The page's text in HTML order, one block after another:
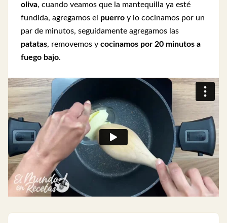
oliva, cuando veamos que la mantequilla ya esté
fundida, agregamos el puerro y lo cocinamos por un
par de minutos, seguidamente agregamos las
patatas, removemos y cocinamos por 20 minutos a
fuego bajo.